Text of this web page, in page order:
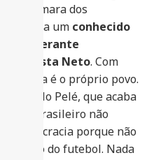
na Câmara dos
foi para um conhecido
o beligerante
da Costa Neto. Com
falácia é o próprio povo.
século Pelé, que acaba
“brasileiro não
a democracia porque não
o ídolo do futebol. Nada